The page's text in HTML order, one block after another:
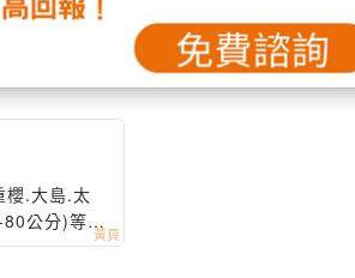
櫻.大島.太
公分)等